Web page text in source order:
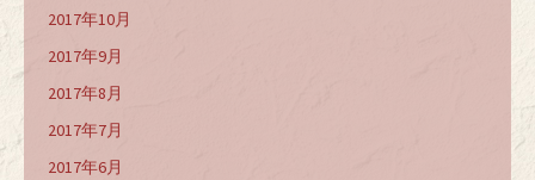
2017年10月
2017年9月
2017年8月
2017年7月
2017年6月